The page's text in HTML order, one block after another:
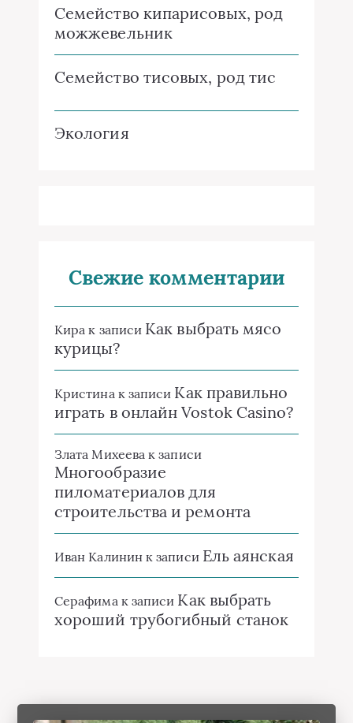
Семейство кипарисовых, род
можжевельник
Семейство тисовых, род тис
Экология
Свежие комментарии
Кира к записи Как выбрать мясо
курицы?
Кристинак записи Как правильно
играть в онлайн Vostok Casino?
Злата Михеева к записи
Многообразие
пиломатериалов для
строительства и ремонта
Иван Калининк записи Ель аянская
Серафимак записи Как выбрать
хороший трубогибный станок